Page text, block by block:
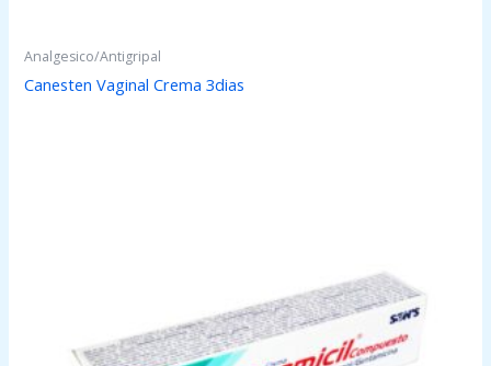
Analgesico/Antigripal
Canesten Vaginal Crema 3dias